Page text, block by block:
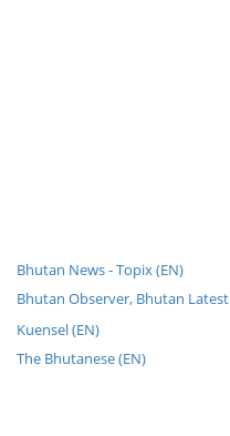
Bhutan News - Topix (EN)
Bhutan Observer, Bhutan
Kuensel (EN)
The Bhutanese (EN)